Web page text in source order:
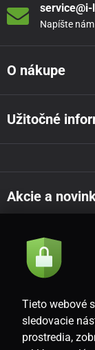
Napíšte
O nákupe
Užitočné
Akcie a
Súhlasím so
SK
Tieto webové
sledovacie
prostredia,